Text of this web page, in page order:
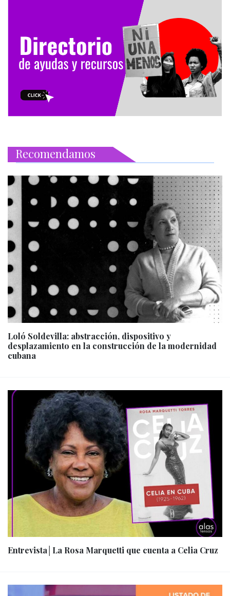
Recomendamos
Loló Soldevilla: abstracción, dispositivo y
desplazamiento en la construcción de la modernidad
cubana
Entrevista│La Rosa Marquetti que cuenta a Celia Cruz